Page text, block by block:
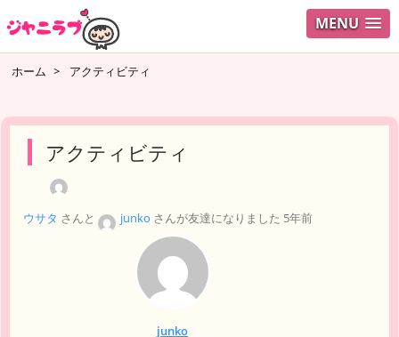
MENU ログイ
ホーム > アクティビティ
アクティビティ
ウサタ さんと junko さんが友達になりました 5年前
junko